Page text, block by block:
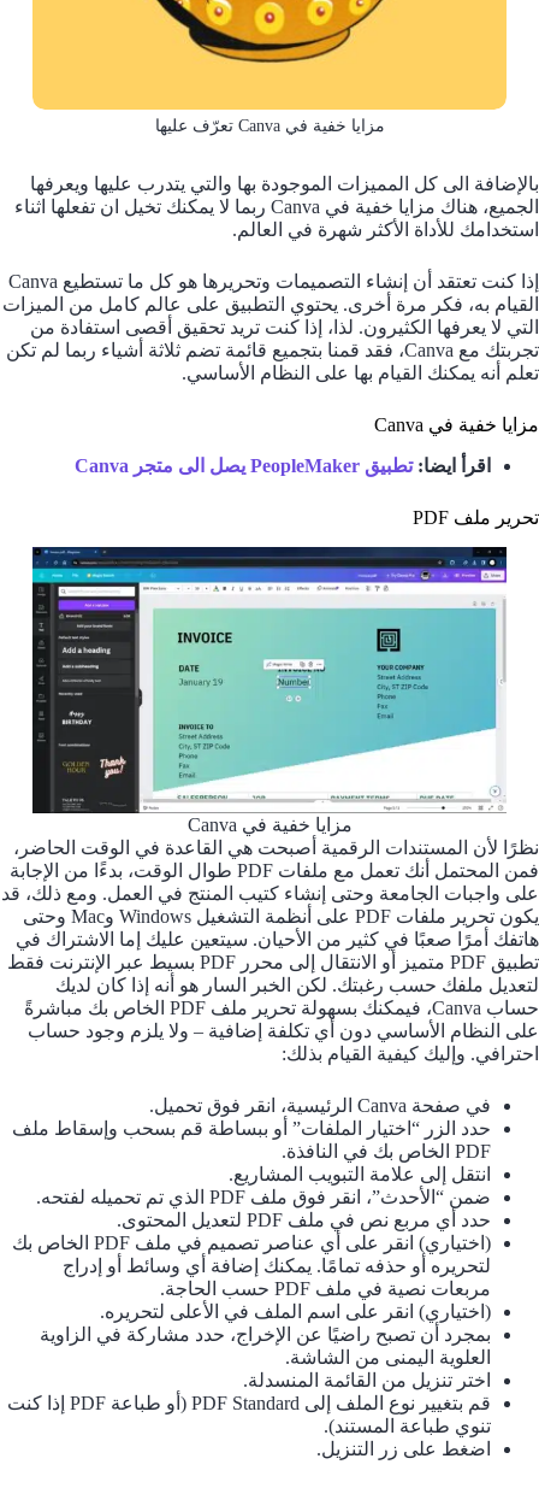
مزايا خفية في Canva تعرّف عليها
بالإضافة الى كل المميزات الموجودة بها والتي يتدرب عليها ويعرفها
الجميع، هناك مزايا خفية في Canva ربما لا يمكنك تخيل ان تفعلها اثناء
استخدامك للأداة الأكثر شهرة في العالم.
إذا كنت تعتقد أن إنشاء التصميمات وتحريرها هو كل ما تستطيع Canva
القيام به، فكر مرة أخرى. يحتوي التطبيق على عالم كامل من الميزات
التي لا يعرفها الكثيرون. لذا، إذا كنت تريد تحقيق أقصى استفادة من
تجربتك مع Canva، فقد قمنا بتجميع قائمة تضم ثلاثة أشياء ربما لم تكن
تعلم أنه يمكنك القيام بها على النظام الأساسي.
مزايا خفية في Canva
اقرأ ايضا:تطبيق PeopleMaker يصل الى متجر Canva
تحرير ملف PDF
مزايا خفية في Canva
نظرًا لأن المستندات الرقمية أصبحت هي القاعدة في الوقت الحاضر،
فمن المحتمل أنك تعمل مع ملفات PDF طوال الوقت، بدءًا من الإجابة
على واجبات الجامعة وحتى إنشاء كتيب المنتج في العمل. ومع ذلك، قد
يكون تحرير ملفات PDF على أنظمة التشغيل Windows وMac وحتى
هاتفك أمرًا صعبًا في كثير من الأحيان. سيتعين عليك إما الاشتراك في
تطبيق PDF متميز أو الانتقال إلى محرر PDF بسيط عبر الإنترنت فقط
لتعديل ملفك حسب رغبتك. لكن الخبر السار هو أنه إذا كان لديك
حساب Canva، فيمكنك بسهولة تحرير ملف PDF الخاص بك مباشرةً
على النظام الأساسي دون أي تكلفة إضافية – ولا يلزم وجود حساب
احترافي. وإليك كيفية القيام بذلك:
في صفحة Canva الرئيسية، انقر فوق تحميل.
حدد الزر “اختيار الملفات” أو ببساطة قم بسحب وإسقاط ملف
PDF الخاص بك في النافذة.
انتقل إلى علامة التبويب المشاريع.
ضمن “الأحدث”، انقر فوق ملف PDF الذي تم تحميله لفتحه.
حدد أي مربع نص في ملف PDF لتعديل المحتوى.
(اختياري) انقر على أي عناصر تصميم في ملف PDF الخاص بك
لتحريره أو حذفه تمامًا. يمكنك إضافة أي وسائط أو إدراج
مربعات نصية في ملف PDF حسب الحاجة.
(اختياري) انقر على اسم الملف في الأعلى لتحريره.
بمجرد أن تصبح راضيًا عن الإخراج، حدد مشاركة في الزاوية
العلوية اليمنى من الشاشة.
اختر تنزيل من القائمة المنسدلة.
قم بتغيير نوع الملف إلى PDF Standard (أو طباعة PDF إذا كنت
تنوي طباعة المستند).
اضغط على زر التنزيل.